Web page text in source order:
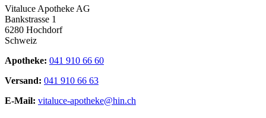
Vitaluce Apotheke AG
Bankstrasse 1
6280 Hochdorf
Schweiz
Apotheke: 041 910 66 60
Versand: 041 910 66 63
E-Mail: vitaluce-apotheke@hin.ch